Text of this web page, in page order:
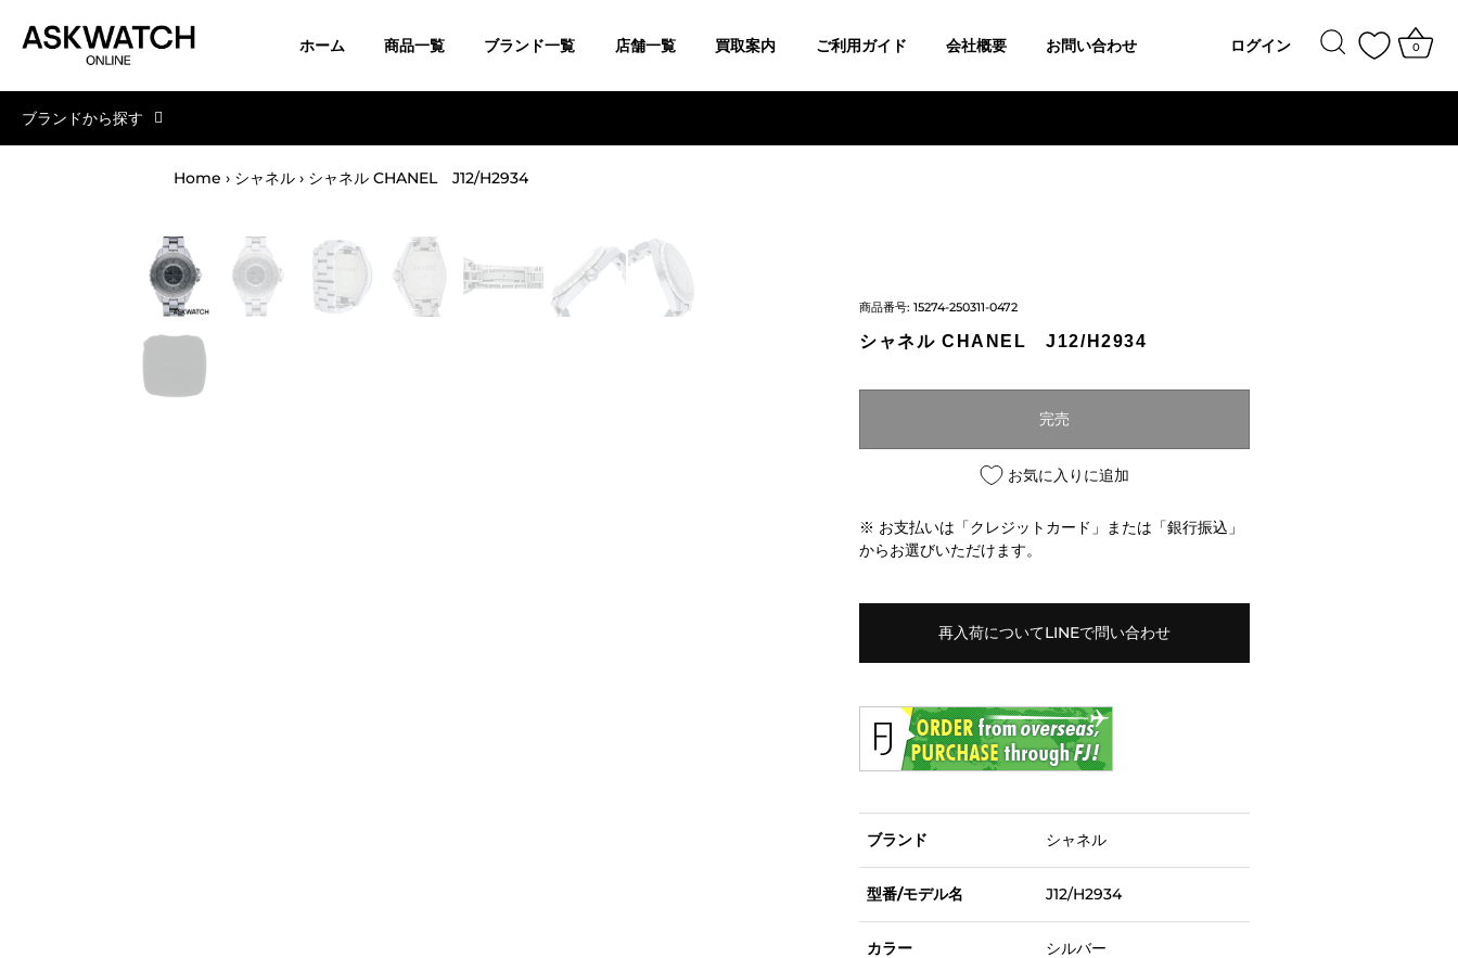
テ
ホーム 商品一覧 ブランド一覧 店舗一覧 買取案内 ご利用ガイド 会社概要 お問い合わせ ログイン 0
ブランドから探す
Home › シャネル › シャネル CHANEL J12/H2934
商品番号: 15274-250311-0472
シャネル CHANEL J12/H2934
完売
お気に入りに追加
※ お支払いは「クレジットカード」または「銀行振込」
からお選びいただけます。
再入荷についてLINEで問い合わせ
ブランド シャネル
型番/モデル名 J12/H2934
カラー シルバー